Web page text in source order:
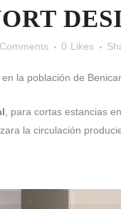
0 Likes
en la población de
, para cortas estancias
la circulación